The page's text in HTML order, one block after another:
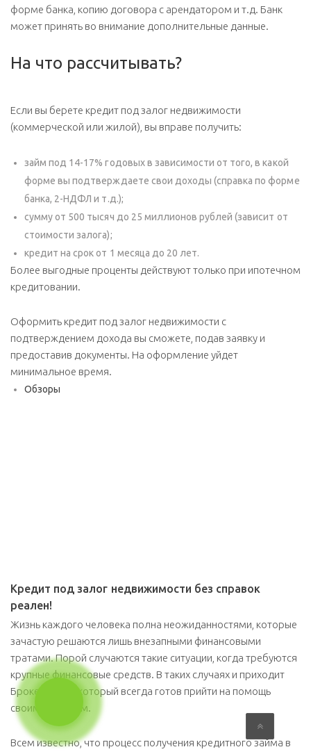
форме банка, копию договора с арендатором и т.д. Банк
может принять во внимание дополнительные данные.
На что рассчитывать?
Если вы берете кредит под залог недвижимости
(коммерческой или жилой), вы вправе получить:
займ под 14-17% годовых в зависимости от того, в какой
форме вы подтверждаете свои доходы (справка по форме
банка, 2-НДФЛ и т.д.);
сумму от 500 тысяч до 25 миллионов рублей (зависит от
стоимости залога);
кредит на срок от 1 месяца до 20 лет.
Более выгодные проценты действуют только при ипотечном
кредитовании.
Оформить кредит под залог недвижимости с
подтверждением дохода вы сможете, подав заявку и
предоставив документы. На оформление уйдет
минимальное время.
Обзоры
Кредит под залог недвижимости без справок
реален!
Жизнь каждого человека полна неожиданностями, которые
зачастую решаются лишь внезапными финансовыми
тратами. Порой случаются такие ситуации, когда требуются
крупные финансовые средств. В таких случаях и приходит
БрокерБанка, который всегда готов прийти на помощь
своим клиентам.
Всем известно, что процесс получения кредитного займа в